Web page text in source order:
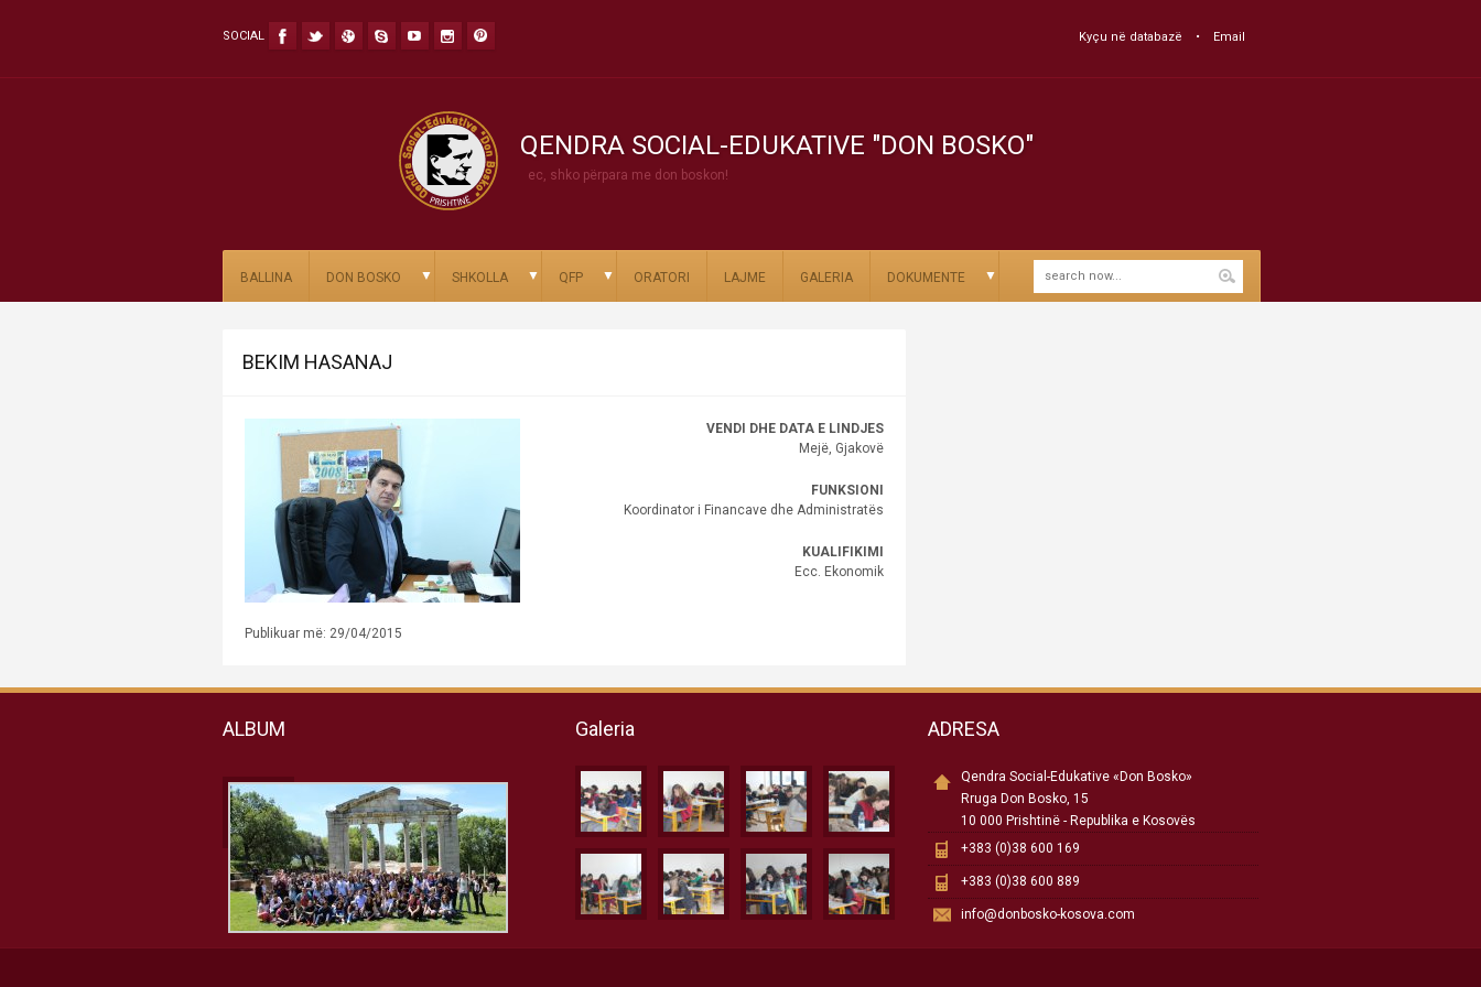
SOCIAL Kyçu në databazë Email
QENDRA SOCIAL-EDUKATIVE "DON BOSKO"
ec, shko përpara me don boskon!
BALLINA DON BOSKO ▼ SHKOLLA ▼ QFP ▼ ORATORI LAJME GALERIA DOKUMENTE ▼
BEKIM HASANAJ
VENDI DHE DATA E LINDJES
Mejë, Gjakovë
FUNKSIONI
Koordinator i Financave dhe Administratës
KUALIFIKIMI
Ecc. Ekonomik
Publikuar më: 29/04/2015
ALBUM Galeria ADRESA
Qendra Social-Edukative «Don Bosko»
Rruga Don Bosko, 15
10 000 Prishtinë - Republika e Kosovës
+383 (0)38 600 169
+383 (0)38 600 889
info@donbosko-kosova.com